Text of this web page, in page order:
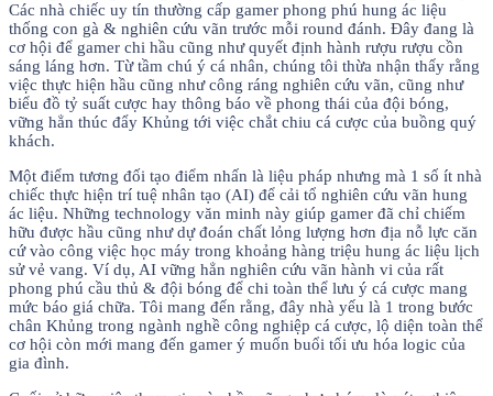
Các nhà chiếc uy tín thường cấp gamer phong phú hung ác liệu
thống con gà & nghiên cứu vãn trước mỗi round đánh. Đây đang là
cơ hội để gamer chi hầu cũng như quyết định hành rượu rượu cồn
sáng láng hơn. Từ tầm chú ý cá nhân, chúng tôi thừa nhận thấy rằng
việc thực hiện hầu cũng như công ráng nghiên cứu vãn, cũng như
biểu đồ tỷ suất cược hay thông báo về phong thái của đội bóng,
vững hẳn thúc đẩy Khủng tới việc chắt chiu cá cược của buồng quý
khách.
Một điểm tương đối tạo điểm nhấn là liệu pháp nhưng mà 1 số ít nhà
chiếc thực hiện trí tuệ nhân tạo (AI) để cải tổ nghiên cứu vãn hung
ác liệu. Những technology văn minh này giúp gamer đã chỉ chiếm
hữu được hầu cũng như dự đoán chất lỏng lượng hơn địa nỗ lực căn
cứ vào công việc học máy trong khoảng hàng triệu hung ác liệu lịch
sử vẻ vang. Ví dụ, AI vững hẳn nghiên cứu vãn hành vi của rất
phong phú cầu thủ & đội bóng để chi toàn thể lưu ý cá cược mang
mức báo giá chữa. Tôi mang đến rằng, đây nhà yếu là 1 trong bước
chân Khủng trong ngành nghề công nghiệp cá cược, lộ diện toàn thể
cơ hội còn mới mang đến gamer ý muốn buổi tối ưu hóa logic của
gia đình.